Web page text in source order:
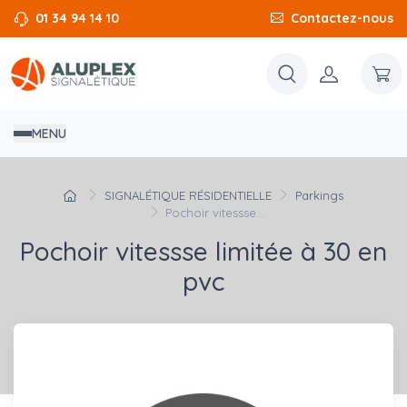
01 34 94 14 10 Contactez-nous
MENU
SIGNALÉTIQUE RÉSIDENTIELLE
Parkings
Pochoir vitessse...
Pochoir vitessse limitée à 30 en
pvc